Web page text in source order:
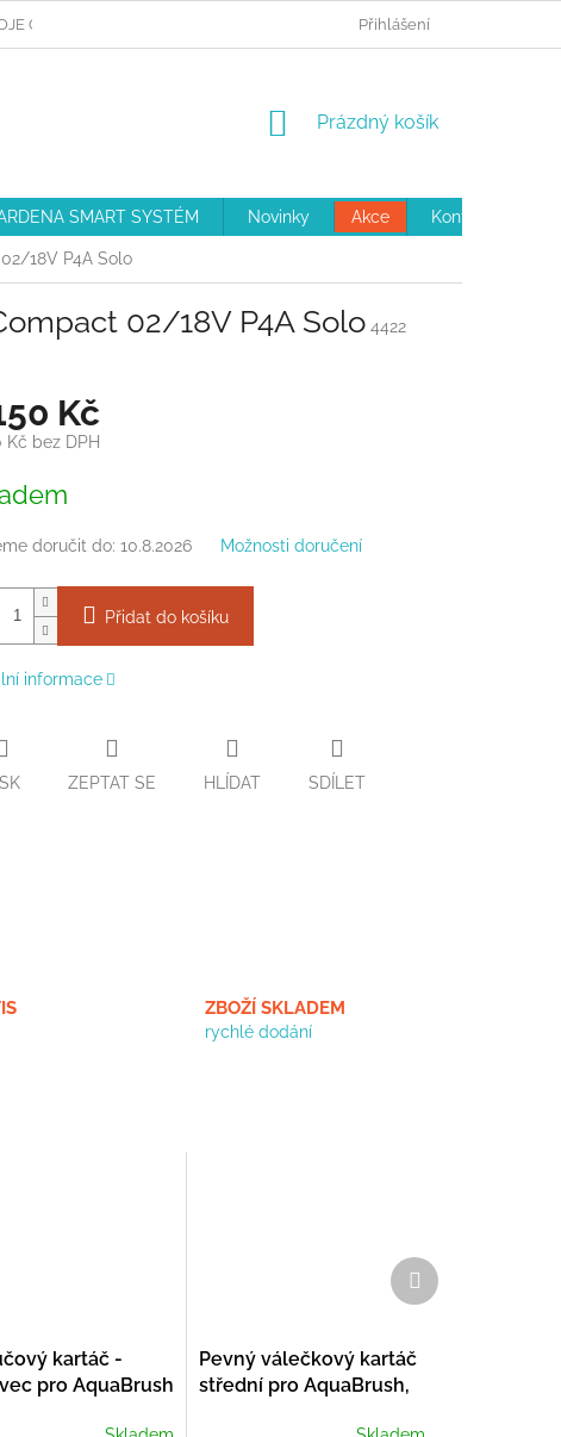
OBJEDNÁVKA OBCHODNÍ PODMÍNKY
Přihlášení
NÁKUPNÍ
Prázdný košík
SMART SYSTÉM Novinky Akce Kontakty
18V P4A Solo
02/18V P4A Solo 4422
Kč
Kč bez DPH
doručit do: 10.8.2026 Možnosti doručení
Přidat do košíku
informace
ZEPTAT SE HLÍDAT SDÍLET
ZBOŽÍ SKLADEM
rychlé dodání
kartáč -
pro AquaBrush
Pevný válečkový kartáč
střední pro AquaBrush,
Další
produkt